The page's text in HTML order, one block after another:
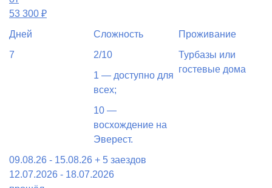
53 300 ₽
Дней
7
Сложность
2/10
1 — доступно для
всех;
10 —
восхождение на
Эверест.
Проживание
Турбазы или
гостевые дома
09.08.26 - 15.08.26 + 5 заездов
12.07.2026 - 18.07.2026